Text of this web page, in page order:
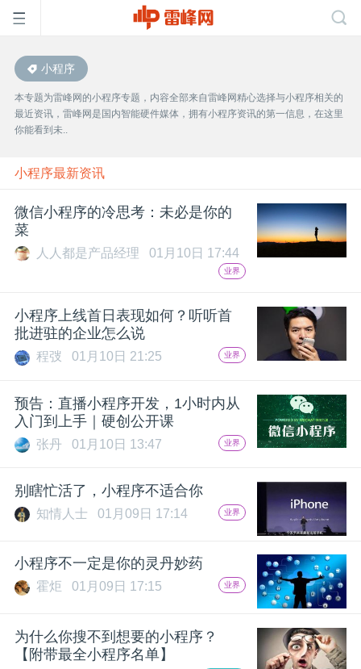
首
页
雷
峰
公
开
课
动
中
GAIR
小程序
本专题为雷峰网的小程序专题，内容全部来自雷峰网精心选择与小程序相关的
最近资讯，雷峰网是国内智能硬件媒体，拥有小程序资讯的第一信息，在这里
你能看到未..
小程序最新资讯
微信小程序的冷思考：未必是你的
菜
人人都是产品经理 01月10日 17:44
业界
小程序上线首日表现如何？听听首
批进驻的企业怎么说
程弢 01月10日 21:25 业界
预告：直播小程序开发，1小时内从
入门到上手｜硬创公开课
张丹 01月10日 13:47 业界
别瞎忙活了，小程序不适合你
知情人士 01月09日 17:14 业界
小程序不一定是你的灵丹妙药
霍炬 01月09日 17:15 业界
为什么你搜不到想要的小程序？
【附带最全小程序名单】